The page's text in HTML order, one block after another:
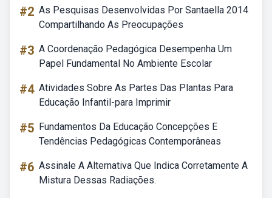
#2 As Pesquisas Desenvolvidas Por Santaella 2014
Compartilhando As Preocupações
#3 A Coordenação Pedagógica Desempenha Um
Papel Fundamental No Ambiente Escolar
#4 Atividades Sobre As Partes Das Plantas Para
Educação Infantil-para Imprimir
#5 Fundamentos Da Educação Concepções E
Tendências Pedagógicas Contemporâneas
#6 Assinale A Alternativa Que Indica Corretamente A
Mistura Dessas Radiações.